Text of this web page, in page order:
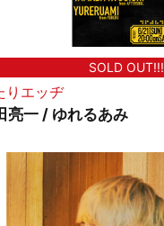
SOLD OUT!!!
りエッヂ
亮一 / ゆれるあみ